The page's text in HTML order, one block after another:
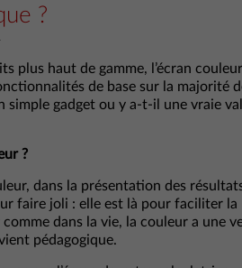
?
plus haut de gamme, l’écran
de base sur la majorité
gadget ou y a-t-il une vraie
?
dans la présentation des
faire joli : elle est là pour faciliter la
dans la vie, la couleur a une
pédagogique.